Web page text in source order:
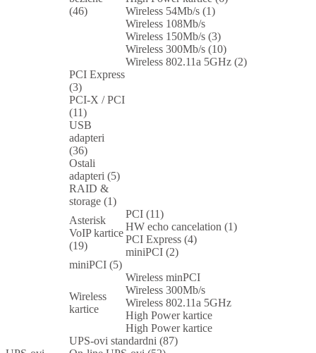
(46)
Wireless 54Mb/s (1)
Wireless 108Mb/s
Wireless 150Mb/s (3)
Wireless 300Mb/s (10)
Wireless 802.11a 5GHz (2)
PCI Express
(3)
PCI-X / PCI
(11)
USB
adapteri
(36)
Ostali
adapteri (5)
RAID &
storage (1)
Asterisk
VoIP kartice
(19)
PCI (11)
HW echo cancelation (1)
PCI Express (4)
miniPCI (2)
miniPCI (5)
Wireless
kartice
Wireless minPCI
Wireless 300Mb/s
Wireless 802.11a 5GHz
High Power kartice
High Power kartice
UPS-ovi standardni (87)